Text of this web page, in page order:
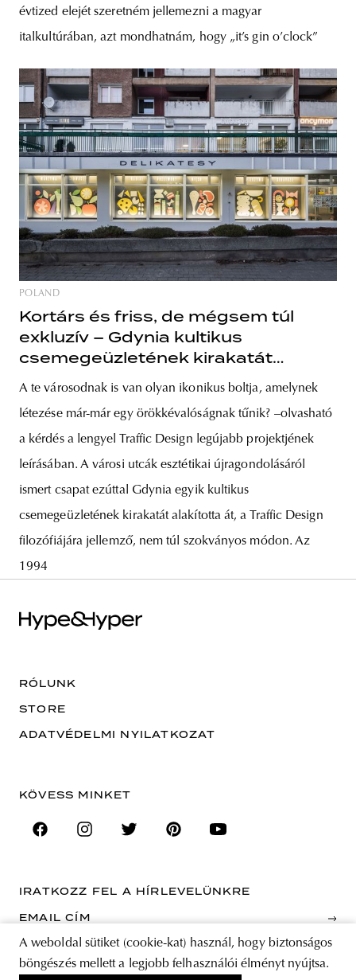
évtized elejét szeretném jellemezni a magyar
italkultúrában, azt mondhatnám, hogy „it’s gin o’clock”
POLAND
Kortárs és friss, de mégsem túl
exkluzív – Gdynia kultikus
csemegeüzletének kirakatát
gondolta újra a Traffic Design
A te városodnak is van olyan ikonikus boltja, amelynek
létezése már-már egy örökkévalóságnak tűnik? –olvasható
a kérdés a lengyel Traffic Design legújabb projektjének
leírásában. A városi utcák esztétikai újragondolásáról
ismert csapat ezúttal Gdynia egyik kultikus
csemegeüzletének kirakatát alakította át, a Traffic Design
filozófiájára jellemző, nem túl szokványos módon. Az
1994
A weboldal sütiket (cookie-kat) használ, hogy biztonságos
böngészés mellett a legjobb felhasználói élményt nyújtsa.
RÓLUNK
STORE
ADATVÉDELMI NYILATKOZAT
KÖVESS MINKET
IRATKOZZ FEL A HÍRLEVELÜNKRE
EMAIL CÍM
A feliratkozással elfogadja az Általános Szerződési Feltételeket és kijelenti,
hogy elolvasta az Adatvédelmi nyilatkozatot.